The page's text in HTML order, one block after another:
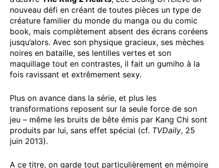
nouveau défi en créant de toutes pièces un type de
créature familier du monde du manga ou du comic
book, mais complètement absent des écrans coréens
jusqu’alors. Avec son physique gracieux, ses mèches
noires en bataille, ses lentilles vertes et son
maquillage tout en contrastes, il fait un gumiho à la
fois ravissant et extrêmement sexy.
Plus on avance dans la série, et plus les
transformations reposent sur la seule force de son
jeu – même les bruits de bête émis par Kang Chi sont
produits par lui, sans effet spécial (cf. TVDaily, 25
juin 2013).
A ce titre, on garde tout particulièrement en mémoire